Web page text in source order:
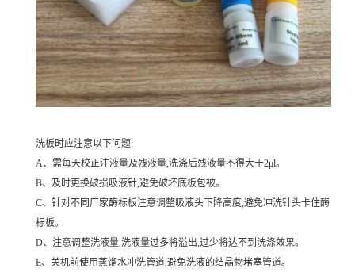
洗板时应注意以下问题:
A、需每天校正注液量及残液量,洗涤后残液量不得大于2μl。
B、及时更换破损吸液针,避免破坏底板包被。
C、针对不同厂家酶标板注意调整吸液头下降高度,避免冲洗针头卡住酶
标板。
D、注意调整洗液量,洗液量过多将溢出,过少将达不到洗涤效果。
E、关机前使用蒸馏水冲洗管道,避免洗液的结晶物堵塞管道。